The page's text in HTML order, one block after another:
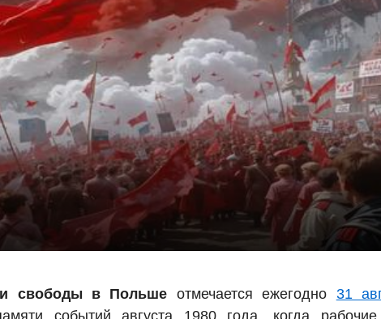
и свободы в Польше отмечается ежегодно 31
событий августа 1980 года, когда рабочие